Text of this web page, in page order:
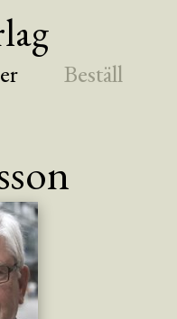
Beställ